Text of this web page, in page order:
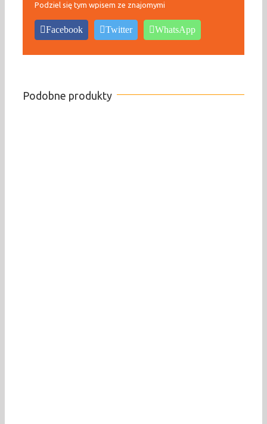
Podziel się tym wpisem ze znajomymi
Facebook Twitter WhatsApp
Podobne produkty